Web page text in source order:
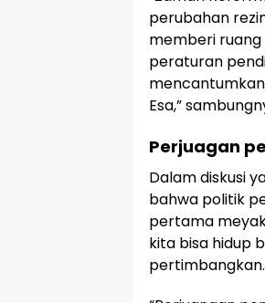
perubahan
memberi
peraturan
Esa,”
Perjuagan
Dalam diskusi
bahwa politik
pertama
kita bisa hidup
pertimbangkan.